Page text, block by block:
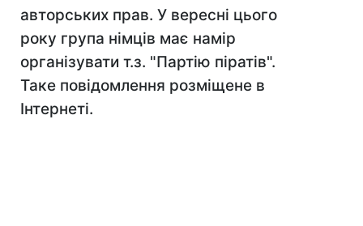
авторських прав. У вересні цього
року група німців має намір
організувати т.з. "Партію піратів".
Таке повідомлення розміщене в
Інтернеті.